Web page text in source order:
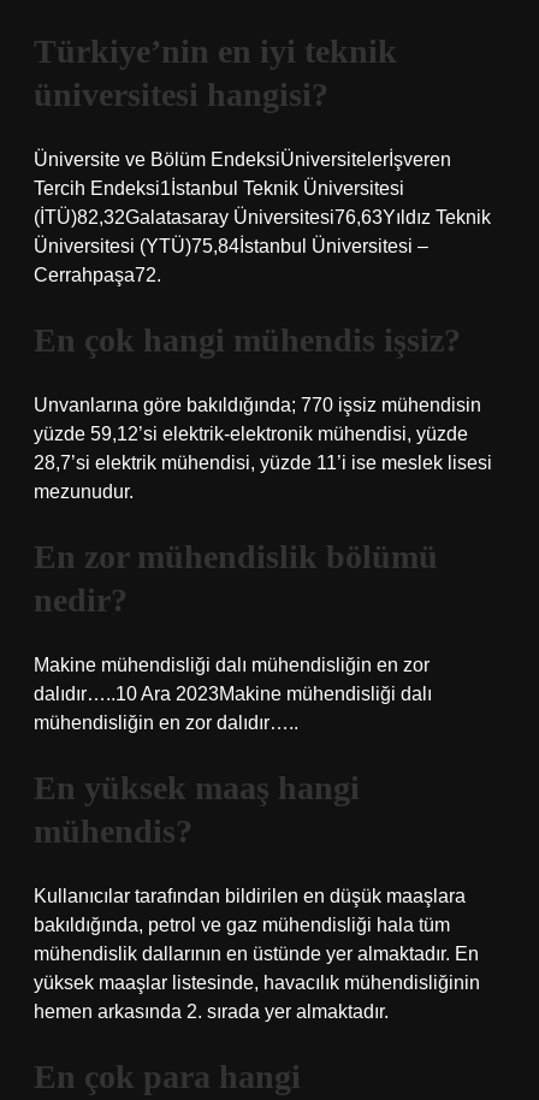
Türkiye’nin en iyi teknik
üniversitesi hangisi?
Üniversite ve Bölüm EndeksiÜniversitelerİşveren
Tercih Endeksi1İstanbul Teknik Üniversitesi
(İTÜ)82,32Galatasaray Üniversitesi76,63Yıldız Teknik
Üniversitesi (YTÜ)75,84İstanbul Üniversitesi –
Cerrahpaşa72.
En çok hangi mühendis işsiz?
Unvanlarına göre bakıldığında; 770 işsiz mühendisin
yüzde 59,12’si elektrik-elektronik mühendisi, yüzde
28,7’si elektrik mühendisi, yüzde 11’i ise meslek lisesi
mezunudur.
En zor mühendislik bölümü
nedir?
Makine mühendisliği dalı mühendisliğin en zor
dalıdır…..10 Ara 2023Makine mühendisliği dalı
mühendisliğin en zor dalıdır…..
En yüksek maaş hangi
mühendis?
Kullanıcılar tarafından bildirilen en düşük maaşlara
bakıldığında, petrol ve gaz mühendisliği hala tüm
mühendislik dallarının en üstünde yer almaktadır. En
yüksek maaşlar listesinde, havacılık mühendisliğinin
hemen arkasında 2. sırada yer almaktadır.
En çok para hangi